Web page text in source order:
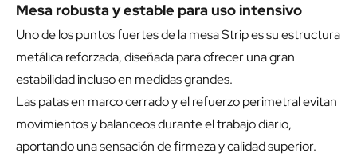
Mesa robusta y estable para uso intensivo
Uno de los puntos fuertes de la mesa Strip es su estructura
metálica reforzada, diseñada para ofrecer una gran
estabilidad incluso en medidas grandes.
Las patas en marco cerrado y el refuerzo perimetral evitan
movimientos y balanceos durante el trabajo diario,
aportando una sensación de firmeza y calidad superior.